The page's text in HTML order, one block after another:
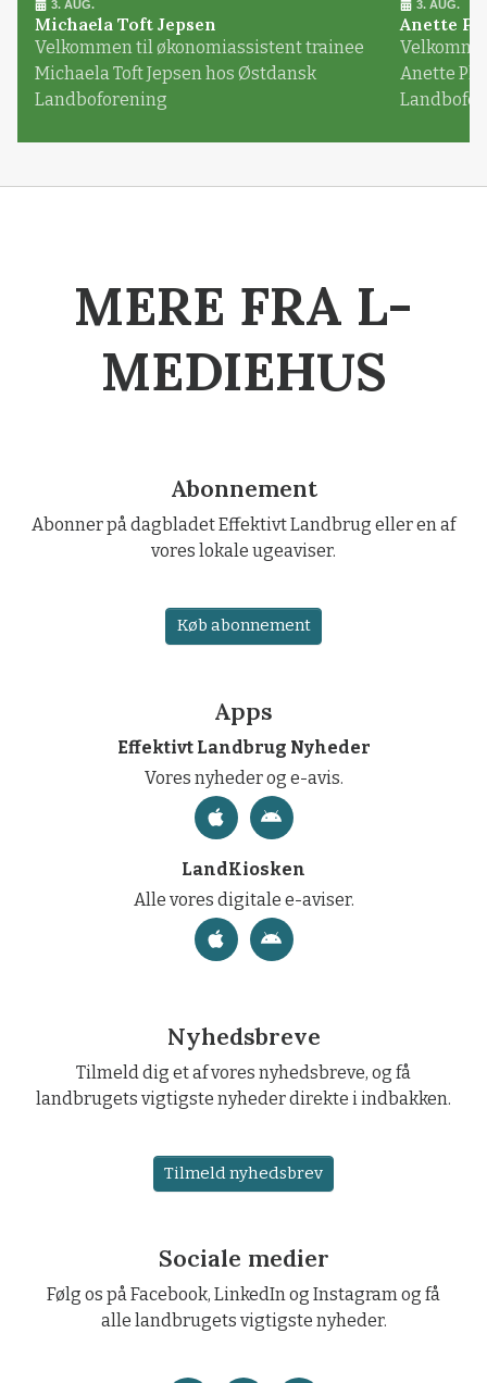
3. AUG.
Michaela Toft Jepsen
Velkommen til økonomiassistent trainee
Michaela Toft Jepsen hos Østdansk
Landboforening
3. AUG.
Anette
Anette
MERE FRA L-
MEDIEHUS
Abonnement
Abonner på dagbladet Effektivt Landbrug eller en af
vores lokale ugeaviser.
Køb abonnement
Apps
Effektivt Landbrug Nyheder
Vores nyheder og e-avis.
LandKiosken
Alle vores digitale e-aviser.
Nyhedsbreve
Tilmeld dig et af vores nyhedsbreve, og få
landbrugets vigtigste nyheder direkte i indbakken.
Tilmeld nyhedsbrev
Sociale medier
Følg os på Facebook, LinkedIn og Instagram og få
alle landbrugets vigtigste nyheder.